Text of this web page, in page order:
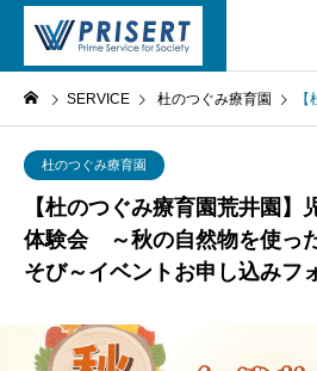
SERVICE 杜のつぐみ療育園 【杜の
杜のつぐみ療育園
【杜のつぐみ療育園荒井園】
体験会 ～秋の自然物を使っ
そび～イベントお申し込みフ